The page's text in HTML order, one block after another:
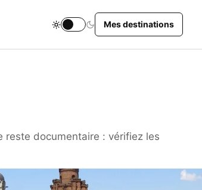
Changer le thème du site
Mes destinations
reste documentaire : vérifiez les